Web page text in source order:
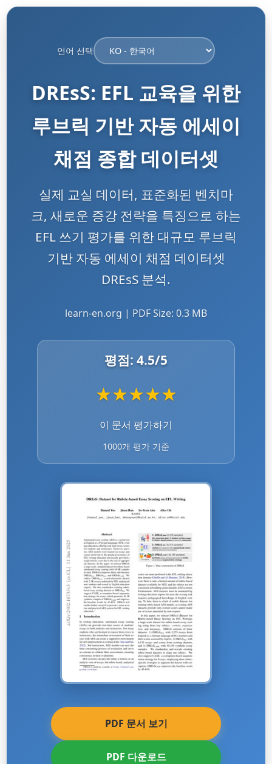
언어 선택
DREsS: EFL 교육을 위한
루브릭 기반 자동 에세이
채점 종합 데이터셋
실제 교실 데이터, 표준화된 벤치마
크, 새로운 증강 전략을 특징으로 하는
EFL 쓰기 평가를 위한 대규모 루브릭
기반 자동 에세이 채점 데이터셋
DREsS 분석.
learn-en.org | PDF Size: 0.3 MB
평점: 4.5/5
★★★★★
이 문서 평가하기
1000개 평가 기준
PDF 문서 보기
PDF 다운로드